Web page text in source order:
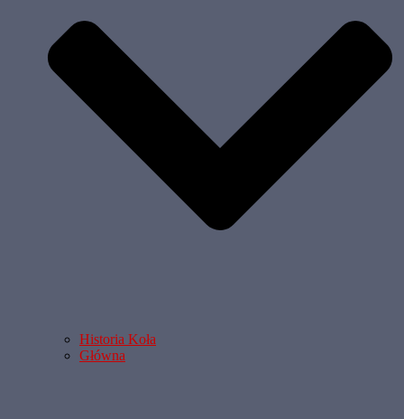
Historia Koła
Główna